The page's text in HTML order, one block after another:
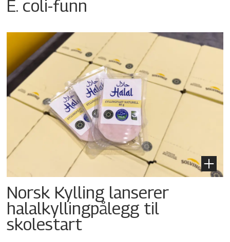
E. coli-funn
Norsk Kylling lanserer
halalkyllingpålegg til
skolestart